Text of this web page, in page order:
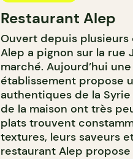
Restaurant Alep
Ouvert depuis plusieurs
Alep a pignon sur la rue
marché. Aujourd’hui
établissement propose
authentiques de la
de la maison ont très
plats trouvent
textures, leurs saveurs
restaurant Alep